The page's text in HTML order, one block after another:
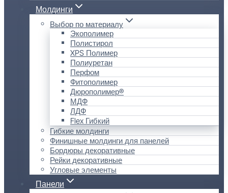
Молдинги
Выбор по материалу
Экополимер
Полистирол
XPS Полимер
Полиуретан
Перфом
Фитополимер
Дюрополимер®
МДФ
ЛДФ
Flex Гибкий
Гибкие молдинги
Финишные молдинги для панелей
Бордюры декоративные
Рейки декоративные
Угловые элементы
Панели